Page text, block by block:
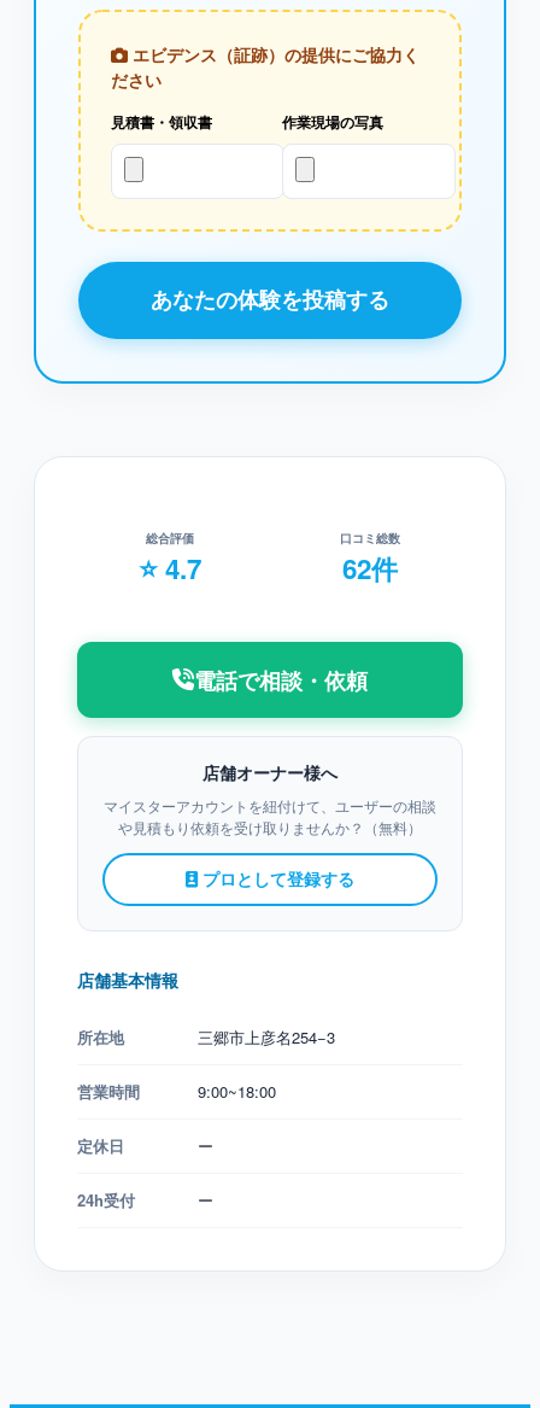
エビデンス（証跡）の提供にご協力く
ださい
見積書・領収書 作業現場の写真
あなたの体験を投稿する
総合評価
⭐ 4.7
口コミ総数
62件
電話で相談・依頼
店舗オーナー様へ
マイスターアカウントを紐付けて、ユーザーの相談
や見積もり依頼を受け取りませんか？（無料）
プロとして登録する
店舗基本情報
所在地 三郷市上彦名254−3
営業時間 9:00~18:00
定休日 ー
24h受付 ー